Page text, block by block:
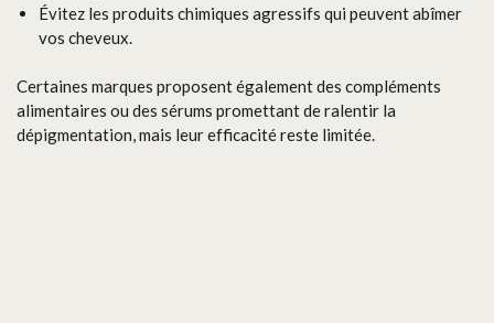
Évitez les produits chimiques agressifs qui peuvent abîmer
vos cheveux.
Certaines marques proposent également des compléments
alimentaires ou des sérums promettant de ralentir la
dépigmentation, mais leur efficacité reste limitée.